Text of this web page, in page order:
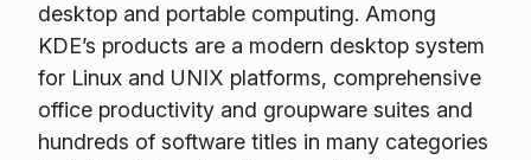
desktop and portable computing. Among
KDE’s products are a modern desktop system
for Linux and UNIX platforms, comprehensive
office productivity and groupware suites and
hundreds of software titles in many categories